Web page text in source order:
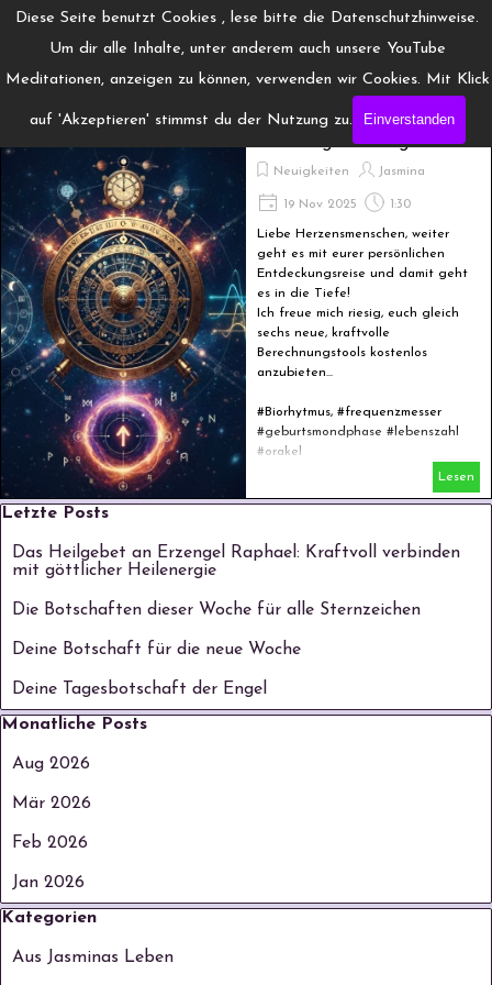
Diese Seite benutzt Cookies , lese bitte die Datenschutzhinweise.
Um dir alle Inhalte, unter anderem auch unsere YouTube
Meditationen, anzeigen zu können, verwenden wir Cookies. Mit Klick
auf 'Akzeptieren' stimmst du der Nutzung zu. Einverstanden
Direkt zum Seiteninhalt
www.Engelchanneling.de
Menü überspringen
6 neue Power-Tools für
deine tägliche Magie
Neuigkeiten Jasmina
19 Nov 2025 1:30
Liebe Herzensmenschen, weiter
geht es mit eurer persönlichen
Entdeckungsreise und damit geht
es in die Tiefe!
Ich freue mich riesig, euch gleich
sechs neue, kraftvolle
Berechnungstools kostenlos
anzubieten...
#Biorhytmus, #frequenzmesser
#geburtsmondphase #lebenszahl
#orakel
Lesen
Block überspringen Letzte Posts
Letzte Posts
Das Heilgebet an Erzengel Raphael: Kraftvoll verbinden
mit göttlicher Heilenergie
Die Botschaften dieser Woche für alle Sternzeichen
Deine Botschaft für die neue Woche
Deine Tagesbotschaft der Engel
Block überspringen Monatliche Posts
Monatliche Posts
Aug 2026
Mär 2026
Feb 2026
Jan 2026
Block überspringen Kategorien
Kategorien
Aus Jasminas Leben